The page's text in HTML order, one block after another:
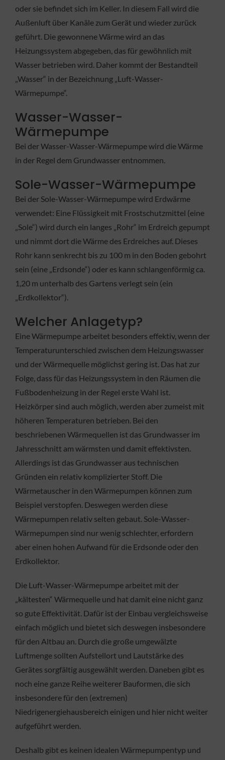
oder sie befindet sich im Keller. In diesem Fall wird die
Außenluft über Kanäle zum Gerät und wieder zurück
geführt. Die gewonnene Wärme wird an das
Heizungssystem abgegeben, das für gewöhnlich mit
Wasser betrieben wird. Daher kommt der Bestandteil
„Wasser“ in der Bezeichnung „Luft-Wasser-
Wärmepumpe“.
Wasser-Wasser-
Wärmepumpe
Bei der Wasser-Wasser-Wärmepumpe wird die Wärme
in der Regel dem Grundwasser entnommen.
Sole-Wasser-Wärmepumpe
Bei der Sole-Wasser-Wärmepumpe wird Erdwärme
verwendet: Eine Flüssigkeit mit Frostschutzmittel (eine
„Sole“) wird durch ein langes „Rohr“ im Erdreich gepumpt
und nimmt dort die Wärme des Erdreiches auf. Dieses
Rohr kann senkrecht bis zu 100 m in den Boden gebohrt
sein (eine „Erdsonde“) oder es kann schlangenförmig ca.
1,20 m unterhalb des Gartens verlegt sein (ein
„Erdkollektor“).
Welcher Anlagetyp?
Eine Wärmepumpe arbeitet besonders effektiv, wenn der
Temperaturunterschied zwischen dem Heizungswasser
und der Wärmequelle möglichst gering ist. Das hat zur
Folge, dass für das Heizungssystem in den Räumen die
Fußbodenheizung in der Regel erste Wahl ist.
Heizkörper sind auch möglich, werden aber zumeist mit
höheren Temperaturen betrieben. Bei den
beschriebenen Wärmequellen ist das Grundwasser im
Jahresschnitt am wärmsten und damit effektivsten.
Allerdings ist das Grundwasser aus technischen
Gründen ein relativ komplizierter Stoff. Die
Wärmetauscher in den Wärmepumpen können zum
Beispiel verstopfen. Deswegen werden diese
Wärmepumpen relativ selten gebaut. Sole-Wasser-
Wärmepumpen sind nur wenig schlechter, erfordern
aber einen hohen Aufwand für die Erdsonde oder den
Erdkollektor.
Die Luft-Wasser-Wärmepumpe arbeitet mit der
„kältesten“ Wärmequelle und hat damit eine nicht ganz
so gute Effektivität. Dafür ist der Einbau vergleichsweise
einfach möglich und bietet sich deswegen insbesondere
für den Altbau an. Durch die große umgewälzte
Luftmenge sollten Aufstellort und Lautstärke des
Gerätes sorgfältig ausgewählt werden. Daneben gibt es
noch eine ganze Reihe weiterer Bauformen, die sich
insbesondere für den (extremen)
Niedrigenergiehausbereich einigen und hier nicht weiter
aufgeführt werden.
Deshalb gibt es keinen idealen Wärmepumpentyp und